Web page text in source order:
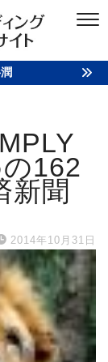
162
新聞
2014年10月31日